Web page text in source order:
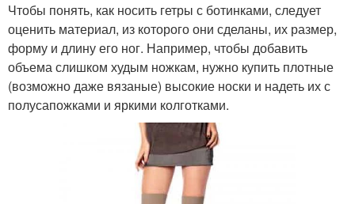
Чтобы понять, как носить гетры с ботинками, следует
оценить материал, из которого они сделаны, их размер,
форму и длину его ног. Например, чтобы добавить
объема слишком худым ножкам, нужно купить плотные
(возможно даже вязаные) высокие носки и надеть их с
полусапожками и яркими колготками.